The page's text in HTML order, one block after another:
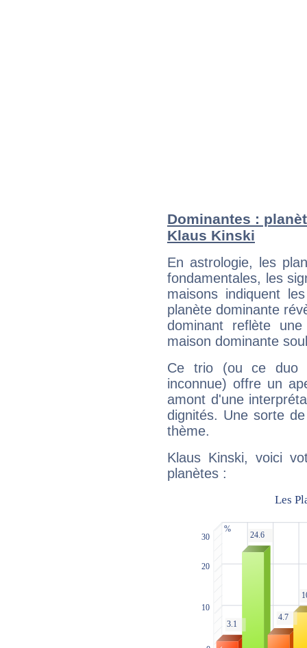
Dominantes :
Klaus Kinski
En astrologie, les
fondamentales, les
maisons indiquent
planète dominante
dominant reflète
maison dominante
Ce trio (ou ce duo
inconnue) offre un
amont d'une
dignités. Une sorte
thème.
Klaus Kinski, voici
planètes :